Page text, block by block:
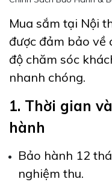
Mua sắm tại Nội
được đảm bảo về
độ chăm sóc
nhanh chóng.
1. Thời gian
hành
Bảo hành 12
nghiệm thu.